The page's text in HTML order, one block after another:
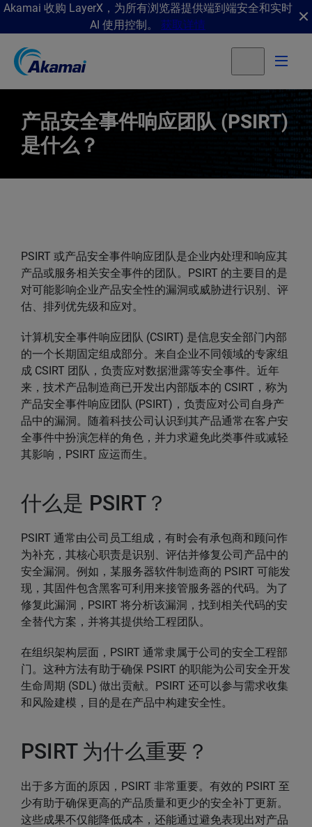
Akamai 收购 LayerX，为所有浏览器提供端到端安全和实时
AI 使用控制。 获取详情
产品安全事件响应团队 (PSIRT)
是什么？
PSIRT 或产品安全事件响应团队是企业内处理和响应其
产品或服务相关安全事件的团队。PSIRT 的主要目的是
对可能影响企业产品安全性的漏洞或威胁进行识别、评
估、排列优先级和应对。
计算机安全事件响应团队 (CSIRT) 是信息安全部门内部
的一个长期固定组成部分。来自企业不同领域的专家组
成 CSIRT 团队，负责应对数据泄露等安全事件。近年
来，技术产品制造商已开发出内部版本的 CSIRT，称为
产品安全事件响应团队 (PSIRT)，负责应对公司自身产
品中的漏洞。随着科技公司认识到其产品通常在客户安
全事件中扮演怎样的角色，并力求避免此类事件或减轻
其影响，PSIRT 应运而生。
什么是 PSIRT？
PSIRT 通常由公司员工组成，有时会有承包商和顾问作
为补充，其核心职责是识别、评估并修复公司产品中的
安全漏洞。例如，某服务器软件制造商的 PSIRT 可能发
现，其固件包含黑客可利用来接管服务器的代码。为了
修复此漏洞，PSIRT 将分析该漏洞，找到相关代码的安
全替代方案，并将其提供给工程团队。
在组织架构层面，PSIRT 通常隶属于公司的安全工程部
门。这种方法有助于确保 PSIRT 的职能为公司安全开发
生命周期 (SDL) 做出贡献。PSIRT 还可以参与需求收集
和风险建模，目的是在产品中构建安全性。
PSIRT 为什么重要？
出于多方面的原因，PSIRT 非常重要。有效的 PSIRT 至
少有助于确保更高的产品质量和更少的安全补丁更新。
这些成果不仅能降低成本，还能通过避免表现出对产品